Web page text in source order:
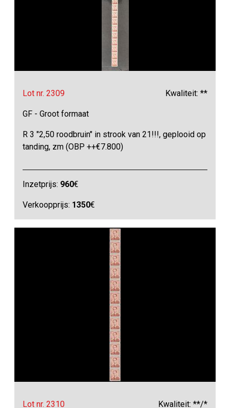
Lot nr. 2309 Kwaliteit: **
GF - Groot formaat
R 3 "2,50 roodbruin" in strook van 21!!!, geplooid op
tanding, zm (OBP ++€7.800)
Inzetprijs: 960€
Verkoopprijs: 1350€
Lot nr. 2310 Kwaliteit: **/*